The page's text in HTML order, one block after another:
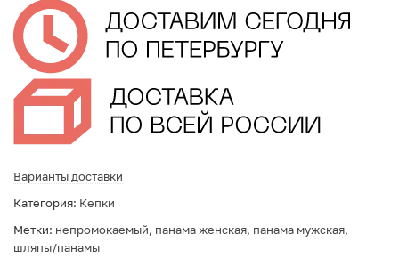
Варианты доставки
Категория: Кепки
Метки: непромокаемый, панама женская, панама мужская,
шляпы/панамы